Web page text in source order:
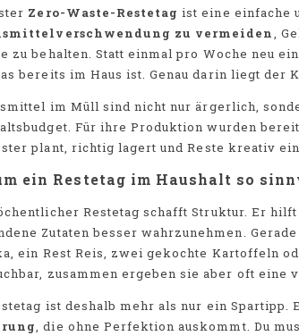
Zero-Waste-Restetag ist eine einfache
zu vermeiden,
zu behalten. Statt einmal pro Woche neu
bereits im Haus ist. Genau darin liegt der
im Müll sind nicht nur ärgerlich,
Für ihre Produktion wurden
plant, richtig lagert und Reste kreativ
ein Restetag im Haushalt so
Restetag schafft Struktur. Er
Zutaten besser wahrzunehmen.
ein Rest Reis, zwei gekochte Kartoffeln
zusammen ergeben sie aber oft eine
ist deshalb mehr als nur ein Spartipp.
, die ohne Perfektion auskommt. Du